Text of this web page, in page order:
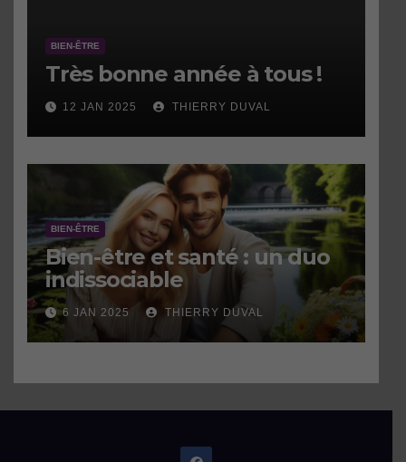
BIEN-ÊTRE
Très bonne année à tous !
12 JAN 2025 THIERRY DUVAL
BIEN-ÊTRE
Bien-être et santé : un duo
indissociable
6 JAN 2025 THIERRY DUVAL